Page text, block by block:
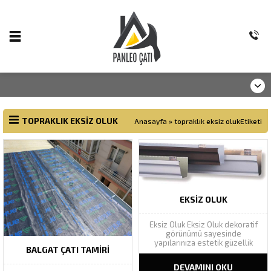
TOPRAKLIK EKSIZ OLUK Anasayfa » topraklık eksiz olukEtiketi
BALGAT ÇATI TAMIRI
EKSIZ OLUK
Eksiz Oluk Eksiz Oluk dekoratif
görünümü sayesinde
yapılarınıza estetik güzellik
katarak yapı bütünlüğünü
DEVAMINI OKU